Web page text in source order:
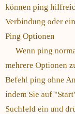
können ping
Verbindung oder
Ping Optionen
Wenn ping
mehrere Optionen
Befehl ping ohne
indem Sie auf
Suchfeld ein und